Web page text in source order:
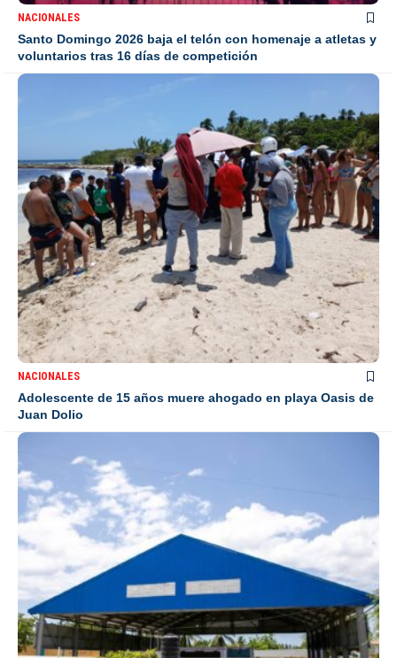
NACIONALES
Santo Domingo 2026 baja el telón con homenaje a atletas y
voluntarios tras 16 días de competición
NACIONALES
Adolescente de 15 años muere ahogado en playa Oasis de
Juan Dolio